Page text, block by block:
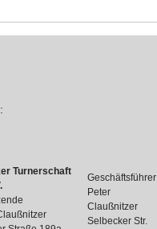
Turnerschaft
Geschäftsführer
Peter
Claußnitzer
Selbecker Str.